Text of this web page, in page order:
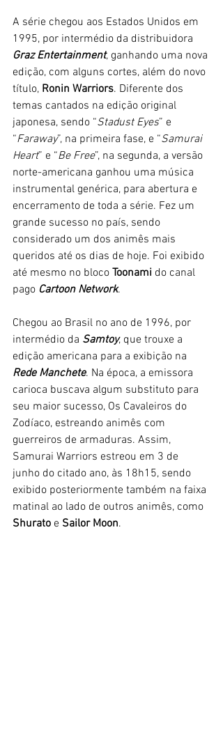
A série chegou aos Estados Unidos em
1995, por intermédio da distribuidora
Graz Entertainment, ganhando uma nova
edição, com alguns cortes, além do novo
título, Ronin Warriors. Diferente dos
temas cantados na edição original
japonesa, sendo “Stadust Eyes” e
“Faraway”, na primeira fase, e “Samurai
Heart” e “Be Free”, na segunda, a versão
norte-americana ganhou uma música
instrumental genérica, para abertura e
encerramento de toda a série. Fez um
grande sucesso no país, sendo
considerado um dos animês mais
queridos até os dias de hoje. Foi exibido
até mesmo no bloco Toonami do canal
pago Cartoon Network.
Chegou ao Brasil no ano de 1996, por
intermédio da Samtoy, que trouxe a
edição americana para a exibição na
Rede Manchete. Na época, a emissora
carioca buscava algum substituto para
seu maior sucesso, Os Cavaleiros do
Zodíaco, estreando animês com
guerreiros de armaduras. Assim,
Samurai Warriors estreou em 3 de
junho do citado ano, às 18h15, sendo
exibido posteriormente também na faixa
matinal ao lado de outros animês, como
Shurato e Sailor Moon.